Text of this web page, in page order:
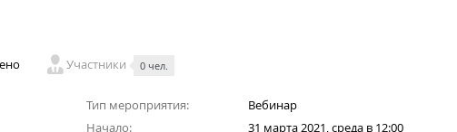
Участники 0 чел.
Тип мероприятия:
Вебинар
Начало:
31 марта 2021, среда в 12:00